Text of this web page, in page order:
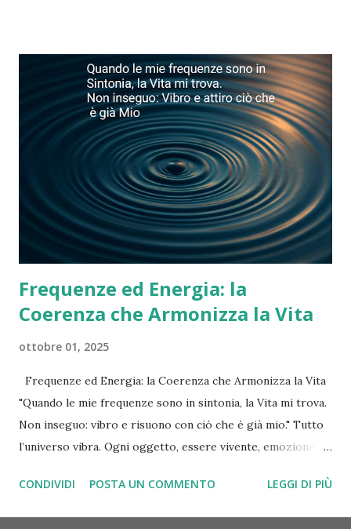
primo passo verso il cambiamento autentico e la
trasformazione personale. Legge del Talmud : “Non vedi le
cose per come sono, le vedi per come sei.” La realtà è uno
specchio del nostro stato interiore. Cambiando il nostro
punto di vista, cambiamo anche ciò che percepiamo. Legge
di Parkinson : “Il lavoro si espande fino a riempire il tempo
che gli assegni.” Le attività tendono ad occupare tutto il
tempo disponibile. Organizza il tuo tempo co...
Frequenze ed Energia: la
Coerenza che Armonizza la Vita
ottobre 01, 2025
Frequenze ed Energia: la Coerenza che Armonizza la Vita
"Quando le mie frequenze sono in sintonia, la Vita mi trova.
Non inseguo: vibro e risuono con ciò che è già mio." Tutto
l’universo vibra. Ogni oggetto, essere vivente, emozione e
onde entrano in armonia, il corpo ritrova equilibrio, la
CONDIVIDI POSTA UN COMMENTO LEGGI DI PIÙ